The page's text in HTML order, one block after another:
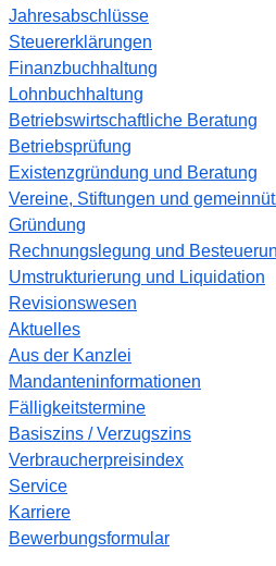
Jahresabschlüsse
Steuererklärungen
Finanzbuchhaltung
Lohnbuchhaltung
Betriebswirtschaftliche Beratung
Betriebsprüfung
Existenzgründung und Beratung
Vereine, Stiftungen und
Gründung
Rechnungslegung und
Umstrukturierung und Liquidation
Revisionswesen
Aktuelles
Aus der Kanzlei
Mandanteninformationen
Fälligkeitstermine
Basiszins / Verzugszins
Verbraucherpreisindex
Service
Karriere
Bewerbungsformular